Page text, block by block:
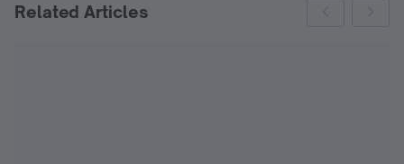
Related Articles